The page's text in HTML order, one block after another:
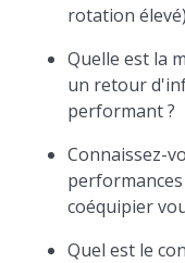
rotation
Quelle est la
un retour
performant ?
Connaissez-
coéquipier
Quel est le